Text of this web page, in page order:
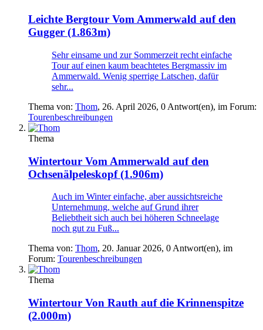
Leichte Bergtour Vom Ammerwald auf den
Gugger (1.863m)
Sehr einsame und zur Sommerzeit recht einfache
Tour auf einen kaum beachtetes Bergmassiv im
Ammerwald. Wenig sperrige Latschen, dafür
sehr...
Thema von: Thom, 26. April 2026, 0 Antwort(en), im Forum:
Tourenbeschreibungen
Thema
Wintertour Vom Ammerwald auf den
Ochsenälpeleskopf (1.906m)
Auch im Winter einfache, aber aussichtsreiche
Unternehmung, welche auf Grund ihrer
Beliebtheit sich auch bei höheren Schneelage
noch gut zu Fuß...
Thema von: Thom, 20. Januar 2026, 0 Antwort(en), im
Forum: Tourenbeschreibungen
Thema
Wintertour Von Rauth auf die Krinnenspitze
(2.000m)